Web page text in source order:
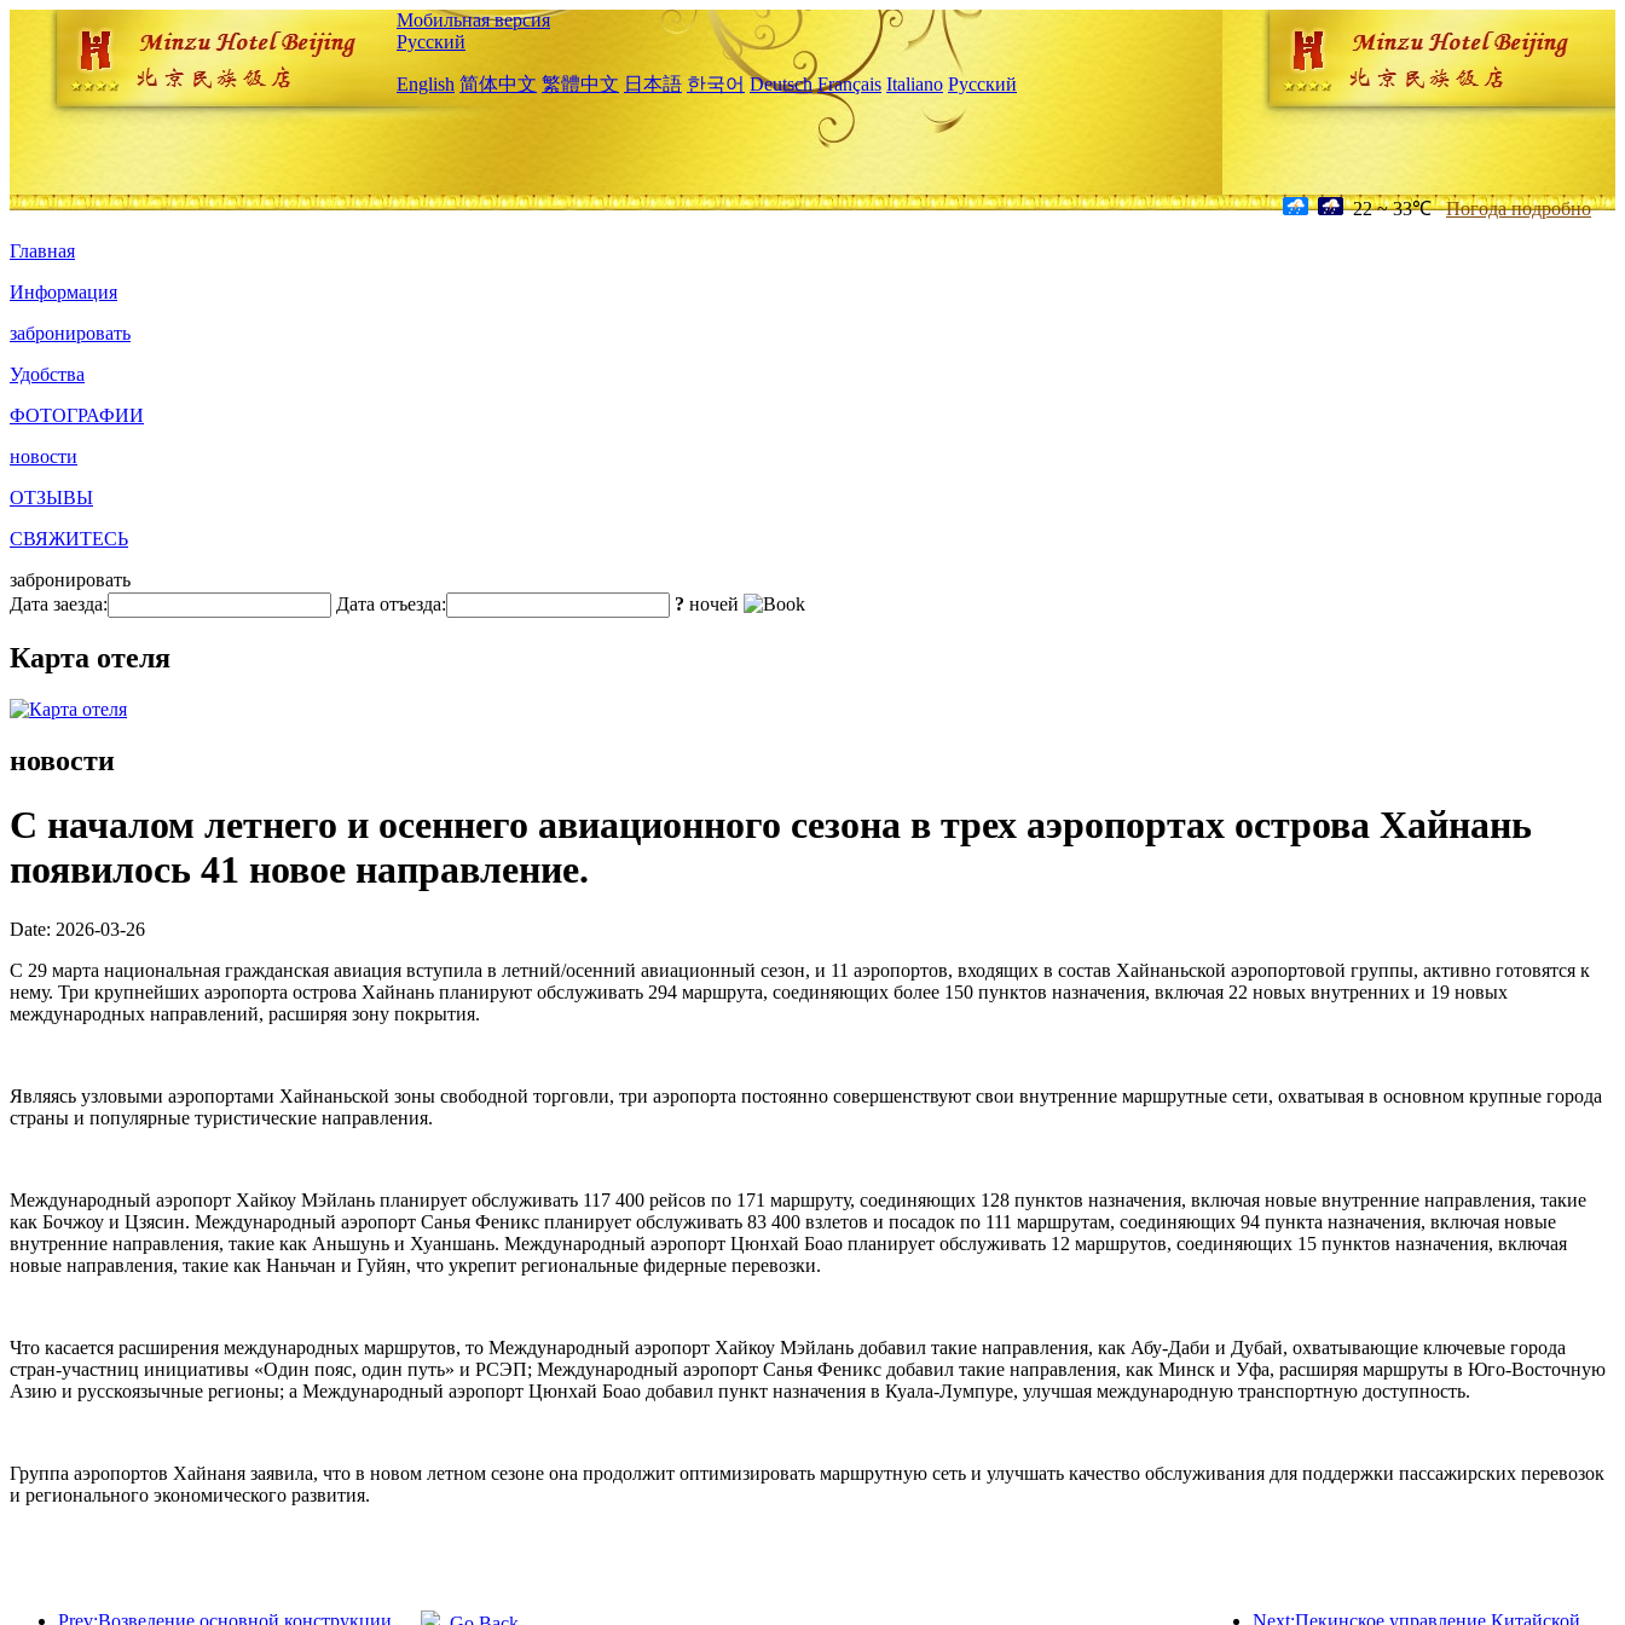
Мобильная версия
Русский
English 简体中文 繁體中文 日本語 한국어 Deutsch Français Italiano Русский
22 ~ 33℃ Погода подробно
Главная
Информация
забронировать
Удобства
ФОТОГРАФИИ
новости
ОТЗЫВЫ
СВЯЖИТЕСЬ
забронировать
Дата заезда:
Дата отъезда: ? ночей
Карта отеля
новости
С началом летнего и осеннего авиационного сезона в трех аэропортах острова Хайнань
появилось 41 новое направление.
Date: 2026-03-26
С 29 марта национальная гражданская авиация вступила в летний/осенний авиационный сезон, и 11 аэропортов, входящих в состав Хайнаньской аэропортовой группы, активно готовятся к
нему. Три крупнейших аэропорта острова Хайнань планируют обслуживать 294 маршрута, соединяющих более 150 пунктов назначения, включая 22 новых внутренних и 19 новых
международных направлений, расширяя зону покрытия.
Являясь узловыми аэропортами Хайнаньской зоны свободной торговли, три аэропорта постоянно совершенствуют свои внутренние маршрутные сети, охватывая в основном крупные города
страны и популярные туристические направления.
Международный аэропорт Хайкоу Мэйлань планирует обслуживать 117 400 рейсов по 171 маршруту, соединяющих 128 пунктов назначения, включая новые внутренние направления, такие
как Бочжоу и Цзясин. Международный аэропорт Санья Феникс планирует обслуживать 83 400 взлетов и посадок по 111 маршрутам, соединяющих 94 пункта назначения, включая новые
внутренние направления, такие как Аньшунь и Хуаншань. Международный аэропорт Цюнхай Боао планирует обслуживать 12 маршрутов, соединяющих 15 пунктов назначения, включая
новые направления, такие как Наньчан и Гуйян, что укрепит региональные фидерные перевозки.
Что касается расширения международных маршрутов, то Международный аэропорт Хайкоу Мэйлань добавил такие направления, как Абу-Даби и Дубай, охватывающие ключевые города
стран-участниц инициативы «Один пояс, один путь» и РСЭП; Международный аэропорт Санья Феникс добавил такие направления, как Минск и Уфа, расширяя маршруты в Юго-Восточную
Азию и русскоязычные регионы; а Международный аэропорт Цюнхай Боао добавил пункт назначения в Куала-Лумпуре, улучшая международную транспортную доступность.
Группа аэропортов Хайнаня заявила, что в новом летном сезоне она продолжит оптимизировать маршрутную сеть и улучшать качество обслуживания для поддержки пассажирских перевозок
и регионального экономического развития.